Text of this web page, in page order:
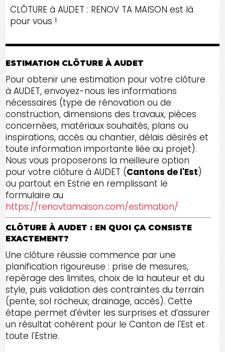
CLÔTURE à AUDET : RENOV TA MAISON est là
pour vous !
ESTIMATION CLÔTURE À AUDET
Pour obtenir une estimation pour votre clôture
à AUDET, envoyez-nous les informations
nécessaires (type de rénovation ou de
construction, dimensions des travaux, pièces
concernées, matériaux souhaités, plans ou
inspirations, accès au chantier, délais désirés et
toute information importante liée au projet).
Nous vous proposerons la meilleure option
pour votre clôture à AUDET (Cantons de l'Est)
ou partout en Estrie en remplissant le
formulaire au
https://renovtamaison.com/estimation/
CLÔTURE À AUDET : EN QUOI ÇA CONSISTE
EXACTEMENT?
Une clôture réussie commence par une
planification rigoureuse : prise de mesures,
repérage des limites, choix de la hauteur et du
style, puis validation des contraintes du terrain
(pente, sol rocheux, drainage, accès). Cette
étape permet d’éviter les surprises et d’assurer
un résultat cohérent pour le Canton de l'Est et
toute l'Estrie.